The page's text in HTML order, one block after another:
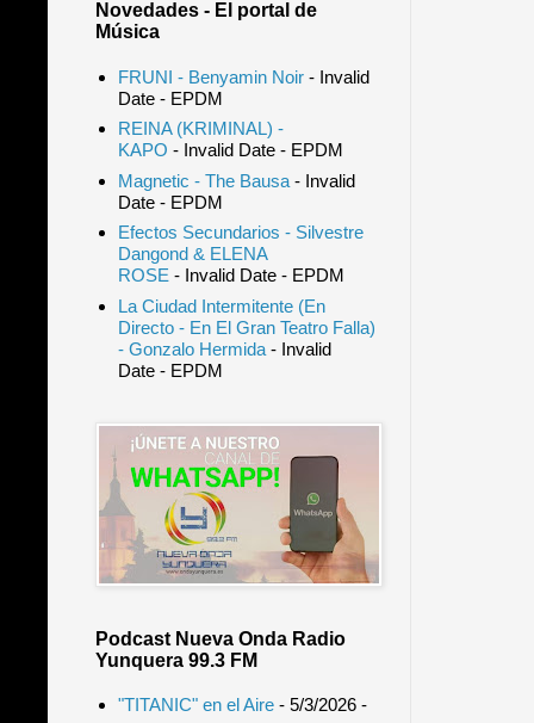
Novedades - El portal de
Música
FRUNI - Benyamin Noir- Invalid
Date- EPDM
REINA (KRIMINAL) -
KAPO - Invalid Date- EPDM
Magnetic - The Bausa- Invalid
Date- EPDM
Efectos Secundarios - Silvestre
Dangond & ELENA
ROSE - Invalid Date- EPDM
La Ciudad Intermitente (En
Directo - En El Gran Teatro Falla)
- Gonzalo Hermida- Invalid
Date- EPDM
Podcast Nueva Onda Radio
Yunquera 99.3 FM
"TITANIC" en el Aire- 5/3/2026-